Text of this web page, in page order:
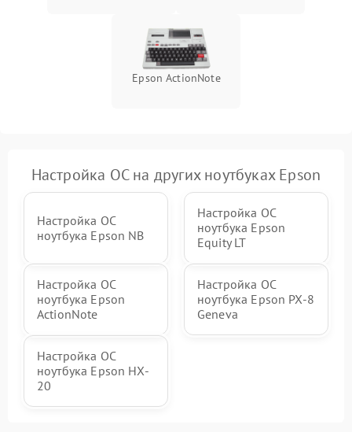
Epson ActionNote
Настройка ОС на других ноутбуках Epson
Настройка ОС
ноутбука Epson NB
Настройка ОС
ноутбука Epson
Equity LT
Настройка ОС
ноутбука Epson
ActionNote
Настройка ОС
ноутбука Epson PX-8
Geneva
Настройка ОС
ноутбука Epson HX-
20